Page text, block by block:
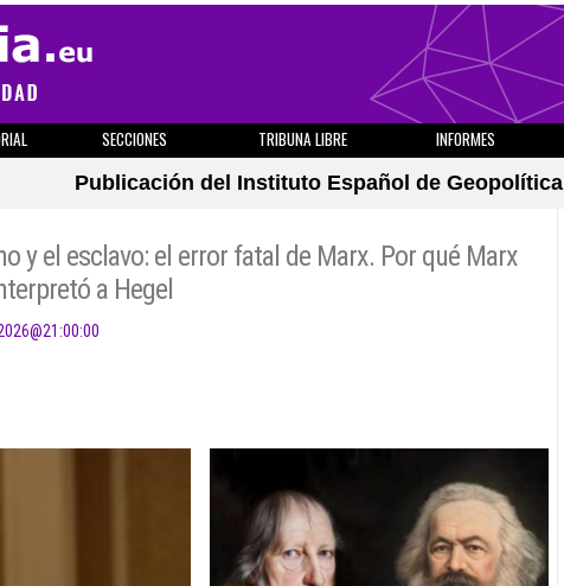
SECCIONES TRIBUNA LIBRE INFORMES
Publicación del Instituto Español de Geopolítica
y el esclavo: el error fatal de Marx. Por qué Marx
a Hegel
@21:00:00